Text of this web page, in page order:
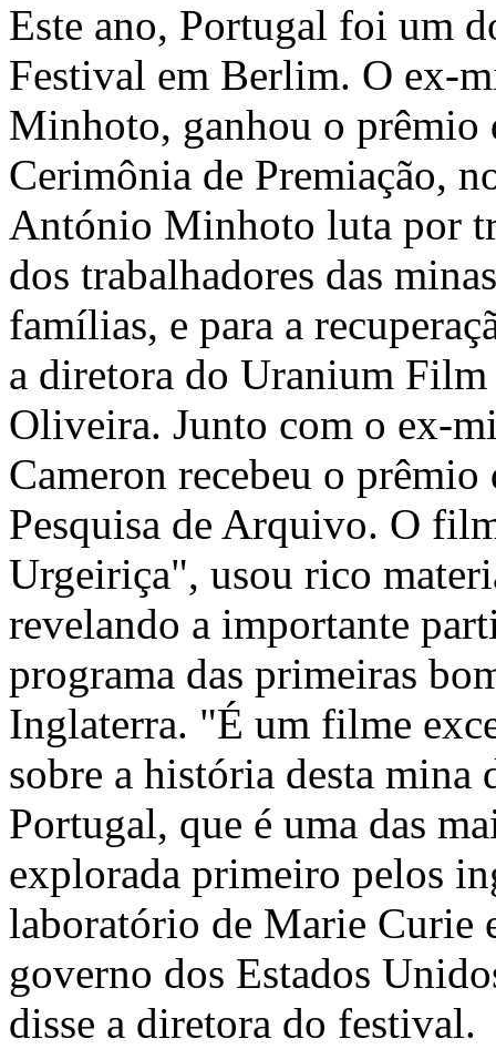
Este ano, Portugal foi um
Festival em Berlim. O ex-
Minhoto, ganhou o prêmio
Cerimônia de Premiação,
António Minhoto luta por
dos trabalhadores das
famílias, e para a
a diretora do Uranium
Oliveira. Junto com o ex-
Cameron recebeu o
Pesquisa de Arquivo. O
Urgeiriça", usou rico
revelando a importante
programa das primeiras
Inglaterra. "É um filme
sobre a história desta
Portugal, que é uma das
explorada primeiro pelos
laboratório de Marie Curie
governo dos Estados
disse a diretora do festival.